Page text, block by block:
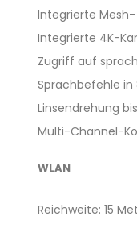
Integrierte
Integrierte 4K-
Zugriff auf
Sprachbefehle in
Linsendrehung
Multi-Channel-
WLAN
Reichweite: 15